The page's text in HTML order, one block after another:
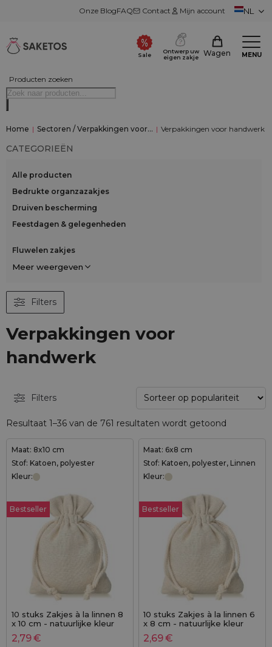
Onze BlogFAQ Contact Mijn account NL
Producten zoeken
Sale
Ontwerp uw
eigen zakje
Wagen MENU
Home | Sectoren / Verpakkingen voor… | Verpakkingen voor handwerk
CATEGORIEËN
Alle producten
Bedrukte organzazakjes
Druiven bescherming
Feestdagen & gelegenheden
Fluwelen zakjes
Meer weergeven
Filters
Verpakkingen voor
handwerk
Filters
Resultaat 1–36 van de 761 resultaten wordt getoond
Maat: 8x10 cm
Stof: Katoen, polyester
Kleur:
Bestseller
10 stuks Zakjes à la linnen 8
x 10 cm - natuurlijke kleur
2,79€
Maat: 6x8 cm
Stof: Katoen, polyester, Linnen
Kleur:
Bestseller
10 stuks Zakjes à la linnen 6
x 8 cm - natuurlijke kleur
met dubbele katoenen
koord
2,69€